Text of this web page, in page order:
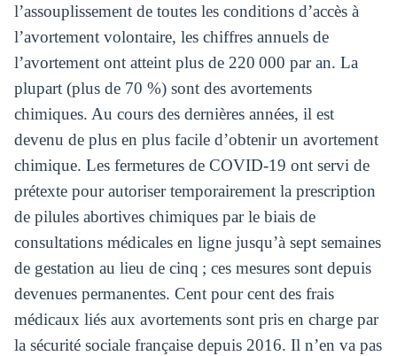
l’assouplissement de toutes les conditions d’accès à
l’avortement volontaire, les chiffres annuels de
l’avortement ont atteint plus de 220 000 par an. La
plupart (plus de 70 %) sont des avortements
chimiques. Au cours des dernières années, il est
devenu de plus en plus facile d’obtenir un avortement
chimique. Les fermetures de COVID-19 ont servi de
prétexte pour autoriser temporairement la prescription
de pilules abortives chimiques par le biais de
consultations médicales en ligne jusqu’à sept semaines
de gestation au lieu de cinq ; ces mesures sont depuis
devenues permanentes. Cent pour cent des frais
médicaux liés aux avortements sont pris en charge par
la sécurité sociale française depuis 2016. Il n’en va pas